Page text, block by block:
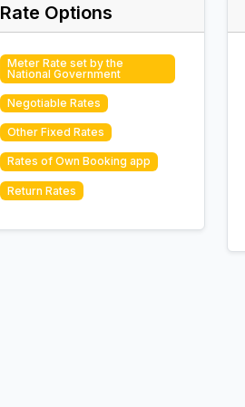
Rate Options
Meter Rate set by the
National Government
Negotiable Rates
Other Fixed Rates
Rates of Own Booking app
Return Rates